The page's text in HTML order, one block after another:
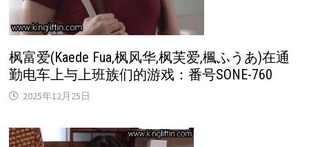
枫富爱(Kaede Fua,枫风华,枫芙爱,楓ふうあ)在通
勤电车上与上班族们的游戏：番号SONE-760
2025年12月25日